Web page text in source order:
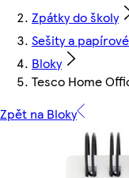
Zpátky do školy
Sešity a
Bloky
Tesco Home
Zpět na Bloky